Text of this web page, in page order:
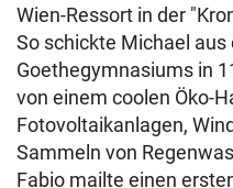
Wien-Ressort in der
So schickte Michael aus
Goethegymnasiums in
von einem coolen Öko-
Fotovoltaikanlagen,
Sammeln von
Fabio mailte einen